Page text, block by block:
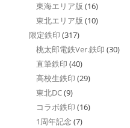
東海エリア版 (16)
東北エリア版 (10)
限定鉄印 (317)
桃太郎電鉄Ver.鉄印 (30)
直筆鉄印 (40)
高校生鉄印 (29)
東北DC(9)
コラボ鉄印 (16)
1周年記念 (7)